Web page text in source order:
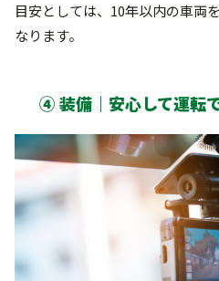
目安としては、10年以内の車両
なります。
④ 装備｜安心して運転